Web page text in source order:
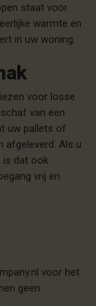
staat voor
warmte en
in uw woning.
voor losse
van een
uw pallets of
afgeleverd. Als u
is dat ook
vrij en
voor het
geen